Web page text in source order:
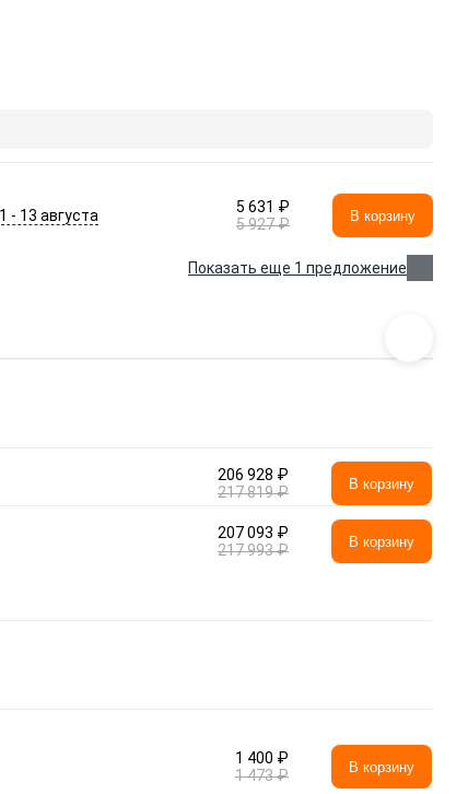
- 13 августа
5 631 ₽
5 927 ₽
В корзину
Показать еще 1 предложение
206 928 ₽
217 819 ₽
В корзину
207 093 ₽
217 993 ₽
В корзину
1 400 ₽
1 473 ₽
В корзину